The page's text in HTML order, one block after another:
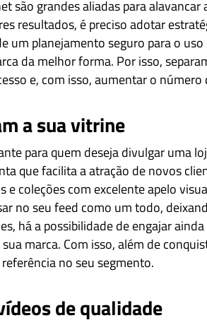
são grandes aliadas para
resultados, é preciso adotar
um planejamento seguro para o
da melhor forma. Por isso,
e, com isso, aumentar o número
a sua vitrine
para quem deseja divulgar uma
que facilita a atração de novos
e coleções com excelente apelo
no seu feed como um todo,
há a possibilidade de engajar
marca. Com isso, além de
no seu segmento.
de qualidade